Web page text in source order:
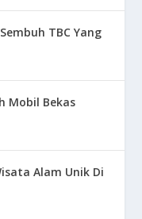
TBC Yang
Mobil Bekas
Alam Unik Di